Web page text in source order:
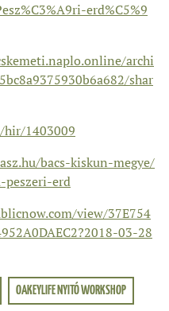
erd%C5%9
archi
shar
1403009
bacs-kiskun-megye/
peszeri-erd
view/37E754
03-28
OAKEYLIFE NYITÓ WORKSHOP